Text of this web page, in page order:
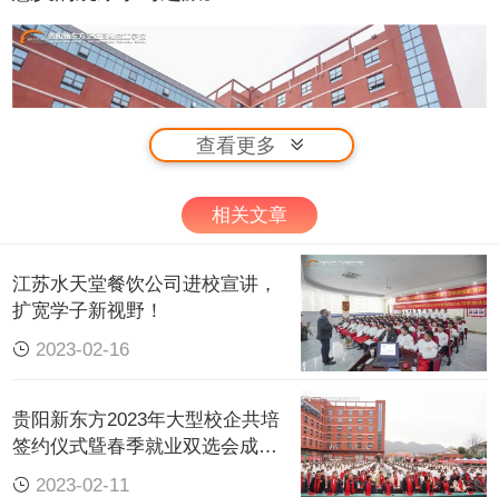
走进企业，让学生们深刻体会到将来的工作环境和
工作氛围，同时，也让他们提前熟悉餐饮公司的工
作内容和所需技能，提前梳理职业目标，为今后巩
固提升自身专业技能打下坚实基础。
查看更多
相关文章
江苏水天堂餐饮公司进校宣讲，
扩宽学子新视野！
2023-02-16
贵阳新东方2023年大型校企共培
签约仪式曁春季就业双选会成功
举行！
2023-02-11